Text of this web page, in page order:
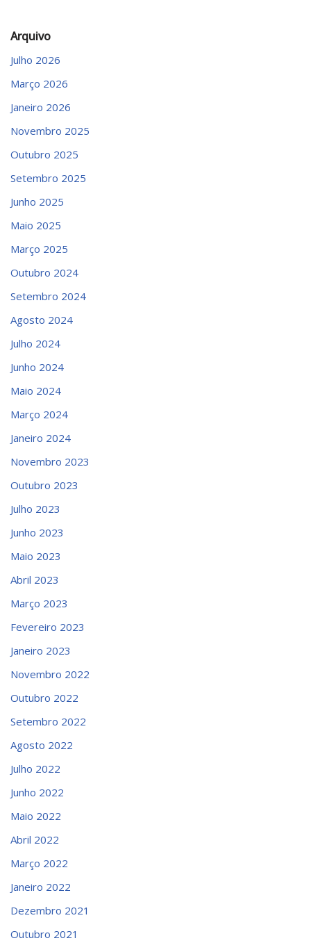
Arquivo
Julho 2026
Março 2026
Janeiro 2026
Novembro 2025
Outubro 2025
Setembro 2025
Junho 2025
Maio 2025
Março 2025
Outubro 2024
Setembro 2024
Agosto 2024
Julho 2024
Junho 2024
Maio 2024
Março 2024
Janeiro 2024
Novembro 2023
Outubro 2023
Julho 2023
Junho 2023
Maio 2023
Abril 2023
Março 2023
Fevereiro 2023
Janeiro 2023
Novembro 2022
Outubro 2022
Setembro 2022
Agosto 2022
Julho 2022
Junho 2022
Maio 2022
Abril 2022
Março 2022
Janeiro 2022
Dezembro 2021
Outubro 2021